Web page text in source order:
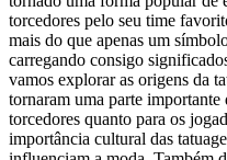
torcedores pelo seu time
mais do que apenas um
carregando consigo
vamos explorar as origens da
tornaram uma parte
torcedores quanto para os
importância cultural das